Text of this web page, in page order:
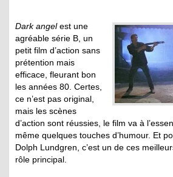
Dark angelest une
agréable série B, un
petit film d’action sans
prétention mais
efficace, fleurant bon
les années 80. Certes,
ce n’est pas original,
mais les scènes
d’action sont réussies, le film va à
même quelques touches d’humour. Et
Dolph Lundgren, c’est un de ces
rôle principal.